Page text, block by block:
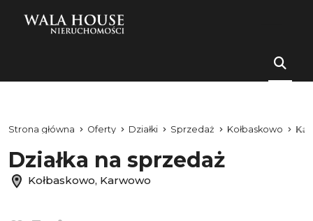
Strona główna Oferty Działki Sprzedaż Kołbaskowo
Działka na sprzedaż
Kołbaskowo, Karwowo